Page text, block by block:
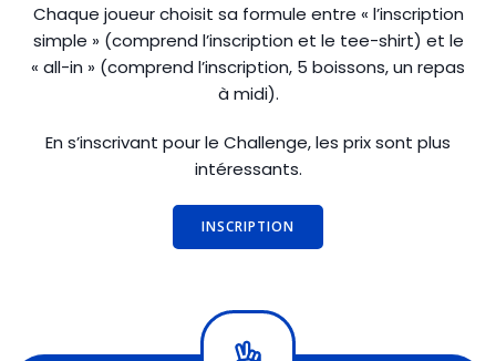
Chaque joueur choisit sa formule entre « l’inscription
simple » (comprend l’inscription et le tee-shirt) et le
« all-in » (comprend l’inscription, 5 boissons, un repas
à midi).
En s’inscrivant pour le Challenge, les prix sont plus
intéressants.
INSCRIPTION